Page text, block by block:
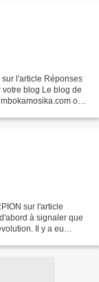
l'article Réponses
blog Le blog de
oyo
sur l'article
à signaler que
Il y a eu